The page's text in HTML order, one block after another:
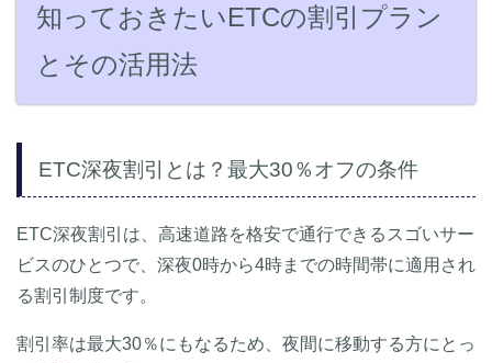
知っておきたいETCの割引プラン
とその活用法
ETC深夜割引とは？最大30％オフの条件
ETC深夜割引は、高速道路を格安で通行できるスゴいサー
ビスのひとつで、深夜0時から4時までの時間帯に適用され
る割引制度です。
割引率は最大30％にもなるため、夜間に移動する方にとっ